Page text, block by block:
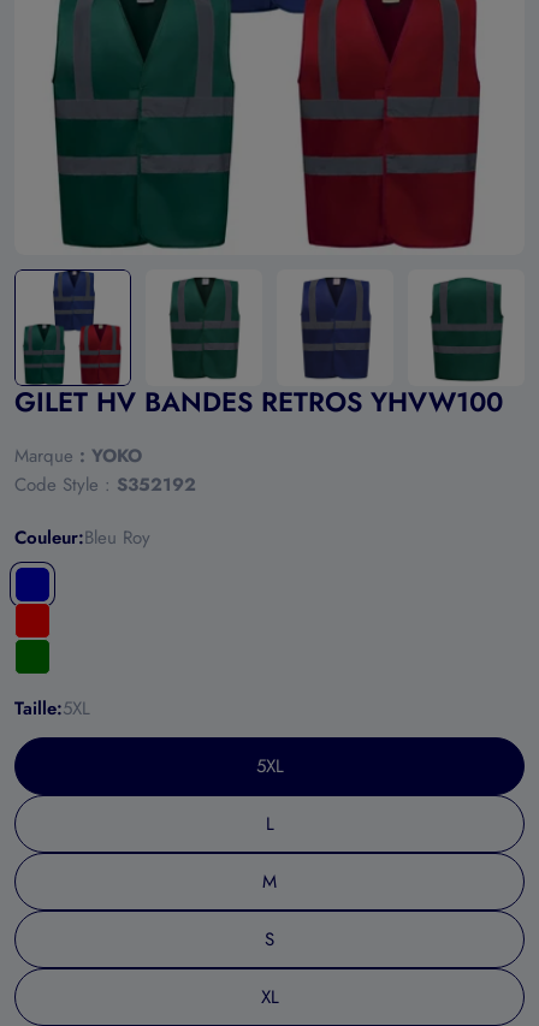
Ouvrir le média 0 en mode modal
GILET HV BANDES RETROS YHVW100
Marque : YOKO
Code Style : S352192
Couleur:Bleu Roy
Taille:5XL
5XL
L
M
S
XL